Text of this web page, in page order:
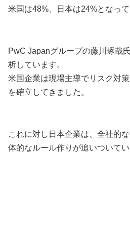
米国は48%、日本は24%となって
PwC Japanグループの藤川琢哉
析しています。
米国企業は現場主導でリスク対
を確立してきました。
これに対し日本企業は、全社的
体的なルール作りが追いついてい